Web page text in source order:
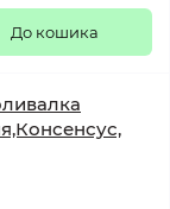
До кошика